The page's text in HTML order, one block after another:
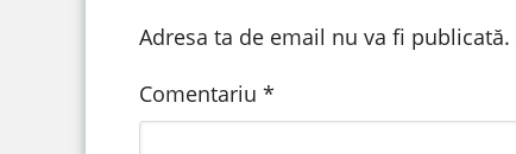
Adresa ta de email nu va fi publicată.
Comentariu *